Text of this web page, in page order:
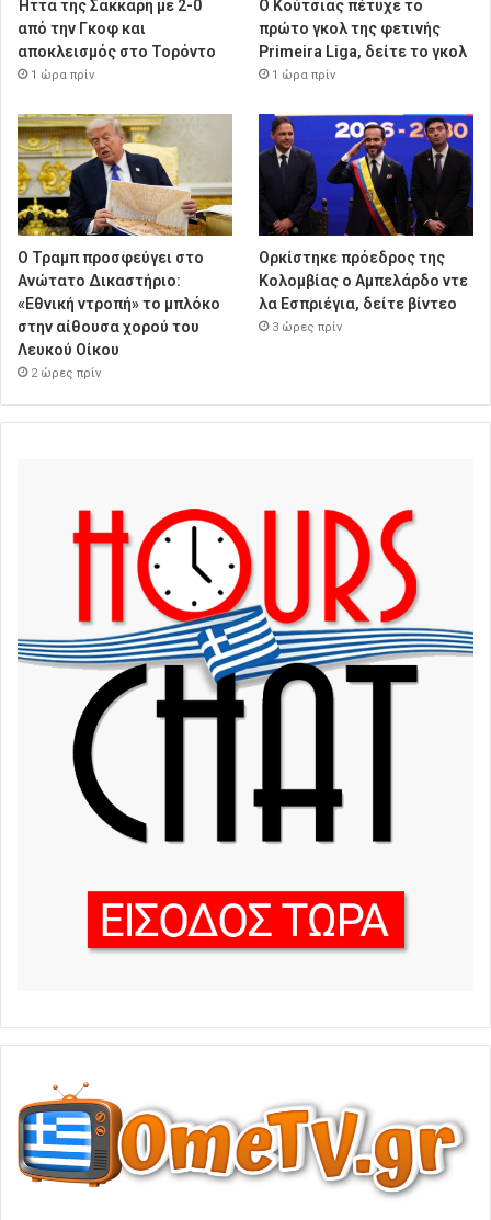
Ήττα της Σάκκαρη με 2-0
από την Γκοφ και
αποκλεισμός στο Τορόντο
1 ώρα πρίν
Ο Κούτσιας πέτυχε το
πρώτο γκολ της φετινής
Primeira Liga, δείτε το γκολ
1 ώρα πρίν
Ο Τραμπ προσφεύγει στο
Ανώτατο Δικαστήριο:
«Εθνική ντροπή» το μπλόκο
στην αίθουσα χορού του
Λευκού Οίκου
2 ώρες πρίν
Ορκίστηκε πρόεδρος της
Κολομβίας ο Αμπελάρδο ντε
λα Εσπριέγια, δείτε βίντεο
3 ώρες πρίν